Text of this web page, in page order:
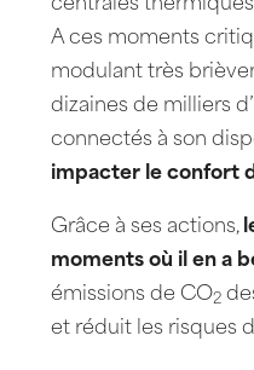
A ces moments
modulant très
dizaines de milliers
connectés à son
impacter le confort
Grâce à ses actions,
moments où il en a
émissions de CO2
et réduit les risques